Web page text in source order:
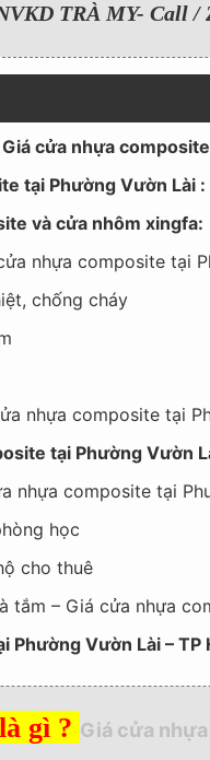
TRÀ MY- Call /
cửa nhựa
tại Phường Vườn Lài :
và cửa nhôm xingfa:
nhựa composite tại
chống cháy
nhựa composite tại
tại Phường Vườn
nhựa composite tại
học
cho thuê
tắm – Giá cửa nhựa
Phường Vườn Lài – TP
composite uy tín :
BÀY :
gì ? Giá cửa